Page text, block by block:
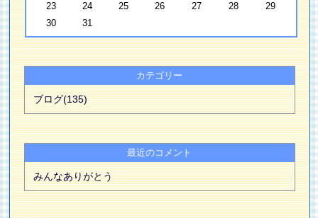
23
24 25 26 27 28
29
30
31
カテゴリー
ブログ(135)
最近のコメント
みんなありがとう